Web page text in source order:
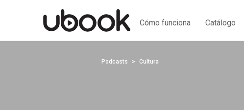
Cómo funciona Catálogo
Podcasts Cultura